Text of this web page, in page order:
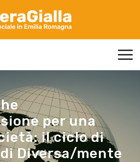
per una
il ciclo di
Diversa/mente